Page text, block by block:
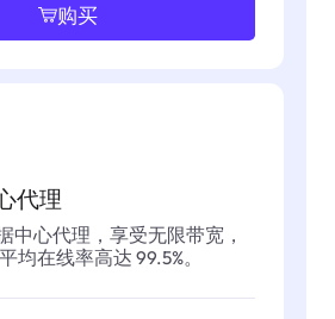
购买
代理
中心代理，享受无限带宽，
均在线率高达 99.5%。